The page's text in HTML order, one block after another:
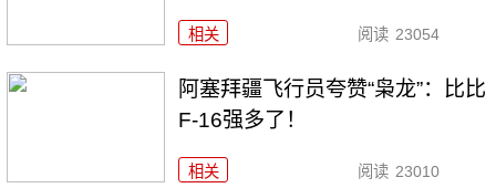
相关 阅读 23054
阿塞拜疆飞行员夸赞“枭龙”：比比
F-16强多了！
相关 阅读 23010